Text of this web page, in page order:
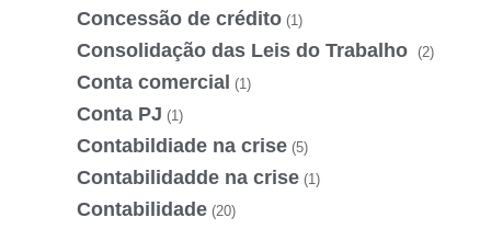
Concessão de crédito (1)
Consolidação das Leis do Trabalho (2)
Conta comercial (1)
Conta PJ (1)
Contabildiade na crise (5)
Contabilidadde na crise (1)
Contabilidade (20)